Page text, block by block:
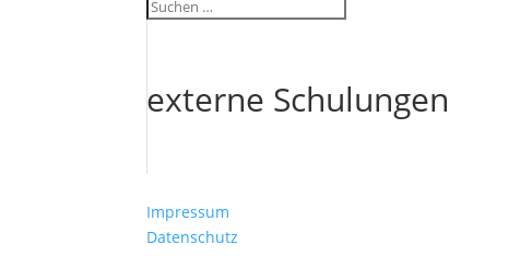
externe Schulungen
Impressum
Datenschutz